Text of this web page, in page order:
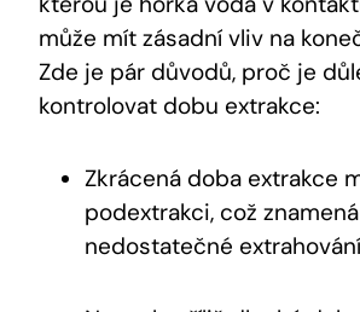
může mít zásadní vliv na
Zde je pár důvodů, proč je
kontrolovat dobu extrakce:
Zkrácená doba extrakce
podextrakci, což znamená
nedostatečné